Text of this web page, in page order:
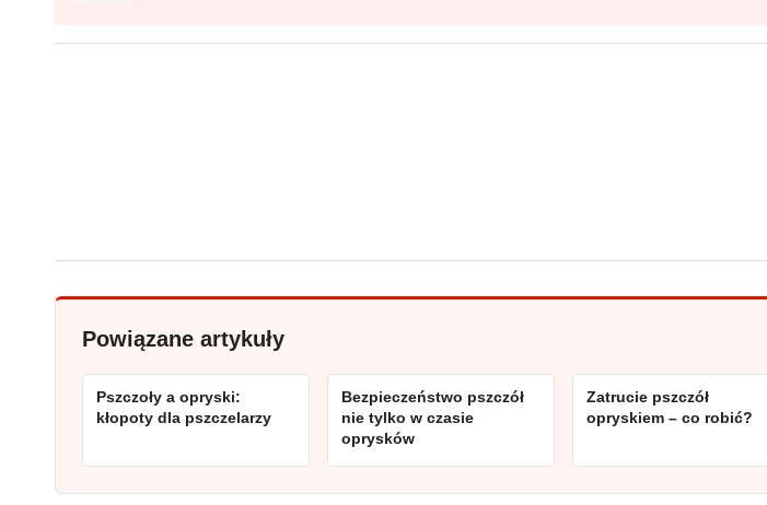
Powiązane artykuły
Pszczoły a opryski:
kłopoty dla pszczelarzy
Bezpieczeństwo pszczół
nie tylko w czasie
oprysków
Zatrucie pszczół
opryskiem – co robić?